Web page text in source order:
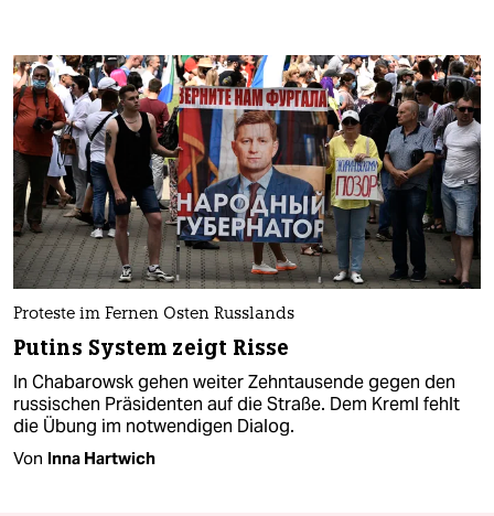
Proteste im Fernen Osten Russlands
Putins System zeigt Risse
In Chabarowsk gehen weiter Zehntausende gegen den
russischen Präsidenten auf die Straße. Dem Kreml fehlt
die Übung im notwendigen Dialog.
Von Inna Hartwich